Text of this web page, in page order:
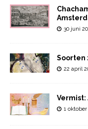
30 juni
Soorten
22 april
Vermist:
1 oktober